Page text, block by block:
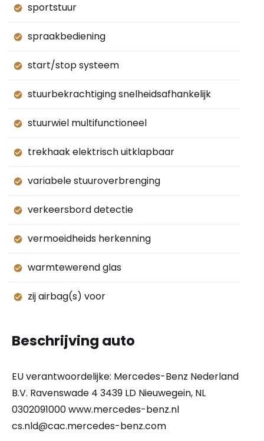
sportstuur
spraakbediening
start/stop systeem
stuurbekrachtiging snelheidsafhankelijk
stuurwiel multifunctioneel
trekhaak elektrisch uitklapbaar
variabele stuuroverbrenging
verkeersbord detectie
vermoeidheids herkenning
warmtewerend glas
zij airbag(s) voor
Beschrijving auto
EU verantwoordelijke: Mercedes-Benz Nederland
B.V. Ravenswade 4 3439 LD Nieuwegein, NL
0302091000 www.mercedes-benz.nl
cs.nld@cac.mercedes-benz.com